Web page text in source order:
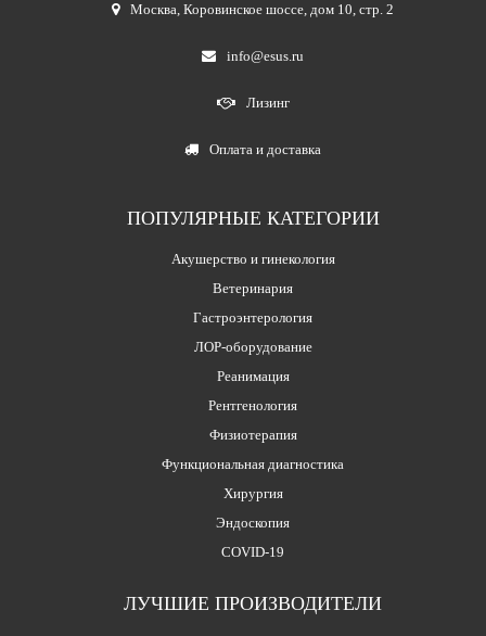
Москва,Коровинское шоссе, дом 10, стр. 2
info@esus.ru
Лизинг
Оплата и доставка
ПОПУЛЯРНЫЕ КАТЕГОРИИ
Акушерство и гинекология
Ветеринария
Гастроэнтерология
ЛОР-оборудование
Реанимация
Рентгенология
Физиотерапия
Функциональная диагностика
Хирургия
Эндоскопия
COVID-19
ЛУЧШИЕ ПРОИЗВОДИТЕЛИ